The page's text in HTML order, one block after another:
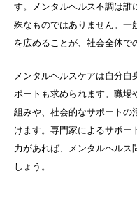
す。メンタルヘルス不調は誰
殊なものではありません。一
を広めることが、社会全体で
メンタルヘルスケアは自分
ポートも求められます。職場
組みや、社会的なサポートの
けます。専門家によるサポー
力があれば、メンタルヘルス
しょう。